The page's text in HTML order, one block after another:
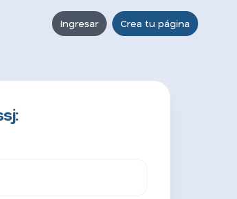
Ingresar Crea tu página